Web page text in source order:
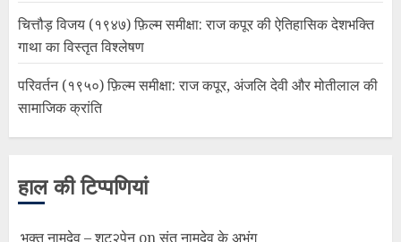
चित्तौड़ विजय (१९४७) फ़िल्म समीक्षा: राज कपूर की ऐतिहासिक देशभक्ति
गाथा का विस्तृत विश्लेषण
परिवर्तन (१९५०) फ़िल्म समीक्षा: राज कपूर, अंजलि देवी और मोतीलाल की
सामाजिक क्रांति
हाल की टिप्पणियां
भक्त नामदेव – शूट२पेनonसंत नामदेव के अभंग